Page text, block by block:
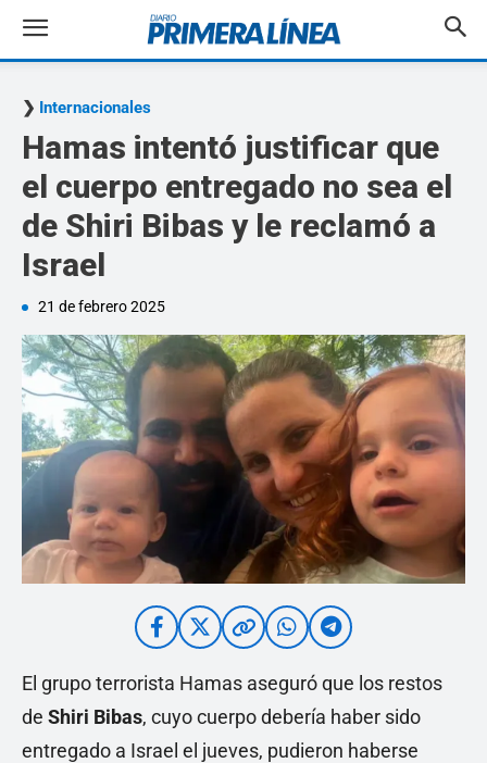
Internacionales
Hamas intentó justificar que
el cuerpo entregado no sea el
de Shiri Bibas y le reclamó a
Israel
21 de febrero 2025
El grupo terrorista Hamas aseguró que los restos
de Shiri Bibas, cuyo cuerpo debería haber sido
entregado a Israel el jueves, pudieron haberse